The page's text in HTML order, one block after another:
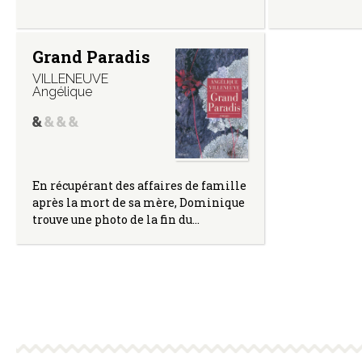
Grand Paradis
VILLENEUVE
Angélique
En récupérant des affaires de famille
après la mort de sa mère, Dominique
trouve une photo de la fin du…